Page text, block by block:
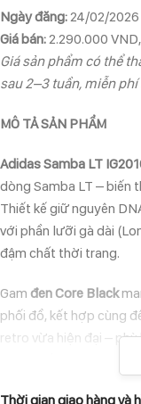
Ngày đăng:24/02/2026
Giá bán:2.290.000
Giá sản phẩm có thể
sau 2–3 tuần, miễn
MÔ TẢ SẢN PHẨM
Adidas Samba LT
dòng Samba LT – biến
Thiết kế giữ nguyên
với phần lưỡi gà dài
đậm chất thời trang.
Gam đen Core Black
phối đồ, kết hợp cùng
retro vừa hiện đại –
ĐẶC ĐIỂM NỔI BẬT
Thời gian giao hàng và